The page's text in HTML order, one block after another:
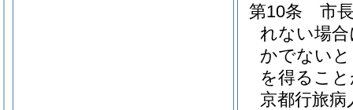
第10条
市
れない場
かでない
を得るこ
京都行旅